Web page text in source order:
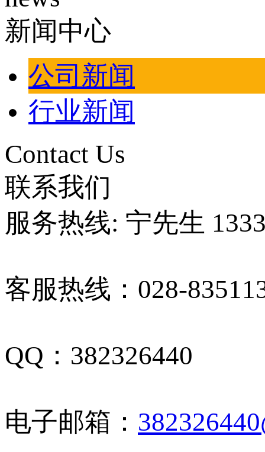
新闻中心
公司新闻
行业新闻
Contact Us
联系我们
服务热线: 宁先生
客服热线：028-
QQ：382326440
电子邮箱：